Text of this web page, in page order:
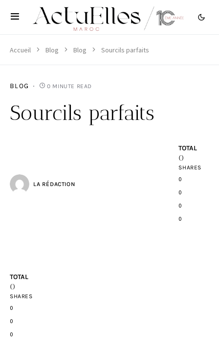
Accueil Blog Blog Sourcils parfaits
BLOG 0 MINUTE READ
Sourcils parfaits
LA RÉDACTION
TOTAL
0
SHARES
0
0
0
0
TOTAL
0
SHARES
0
0
0